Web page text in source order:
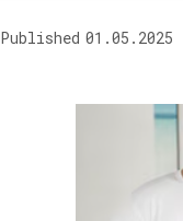
Published 01.05.2025